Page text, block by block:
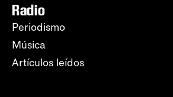
Radio
Periodismo
Música
Artículos leídos